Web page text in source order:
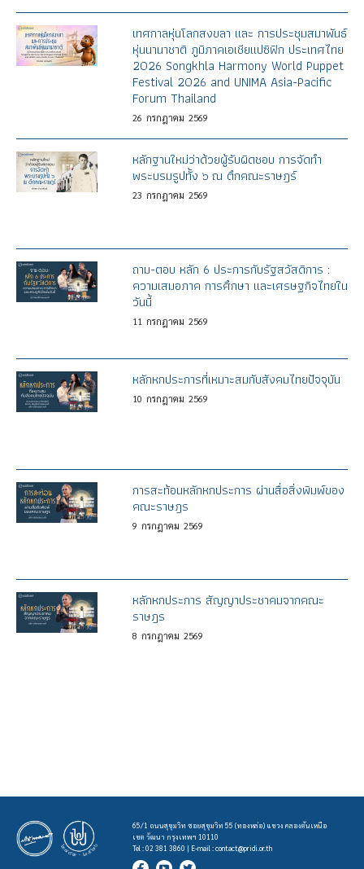
เทศกาลหุ่นโลกสงขลา และ การประชุมสมาพันธ์
หุ่นนานาชาติ ภูมิภาคเอเชียแปซิฟิก ประเทศไทย
2026 Songkhla Harmony World Puppet
Festival 2026 and UNIMA Asia-Pacific
Forum Thailand
26 กรกฎาคม 2569
หลักฐานใหม่ว่าด้วยผู้รับผิดชอบ การจัดทำ
พระบรมรูปทั้ง ๖ ณ ตึกคณะราษฎร์
23 กรกฎาคม 2569
ถาม-ตอบ หลัก 6 ประการกับรัฐสวัสดิการ :
ความเสมอภาค การศึกษา และเศรษฐกิจไทยใน
วันนี้
11 กรกฎาคม 2569
หลักหกประการที่เหมาะสมกับสังคมไทยปัจจุบัน
10 กรกฎาคม 2569
การสะท้อนหลักหกประการ ผ่านสื่อสิ่งพิมพ์ของ
คณะราษฎร
9 กรกฎาคม 2569
หลักหกประการ สัญญาประชาคมจากคณะ
ราษฎร
8 กรกฎาคม 2569
65/1 ถนนสุขุมวิท ซอยสุขุมวิท 55 (ทองหล่อ) แขวง คลองตันเหนือ
เขต วัฒนา กรุงเทพฯ 10110
Tel : 02 381 3860 | E-mail :contact@pridi.or.th